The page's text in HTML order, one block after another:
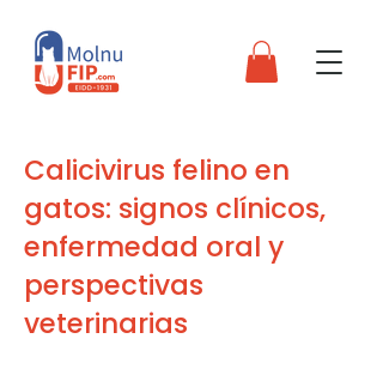
Calicivirus felino en
gatos: signos clínicos,
enfermedad oral y
perspectivas
veterinarias